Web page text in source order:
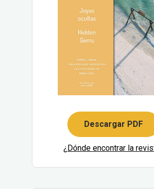
Descargar PDF
¿Dónde encontrar la